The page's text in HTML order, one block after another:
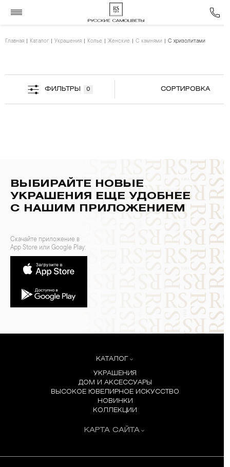
Главная Каталог Украшения Колье Женские С камнями С хризолитами
ФИЛЬТРЫ 0 СОРТИРОВКА
ВЫБИРАЙТЕ НОВЫЕ
УКРАШЕНИЯ ЕЩЕ УДОБНЕЕ
С НАШИМ ПРИЛОЖЕНИЕМ
Скачайте приложение в
App Store или Google Play:
КАТАЛОГ
УКРАШЕНИЯ
ДОМ И АКСЕССУАРЫ
ВЫСОКОЕ ЮВЕЛИРНОЕ ИСКУССТВО
НОВИНКИ
КОЛЛЕКЦИИ
КАРТА САЙТА